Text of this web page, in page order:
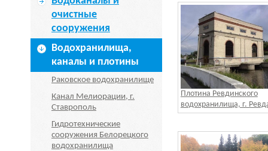
очистные
сооружения
Водохранилища,
каналы и плотины
Раковское водохранилище
Канал Мелиорации, г.
Ставрополь
Гидротехнические
сооружения Белорецкого
водохранилища
Плотина Ревдинского
водохранилища, г.